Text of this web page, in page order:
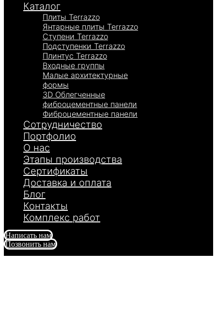
Каталог
Плиты Terrazzo
Янтарные плиты Terrazzo
Ступени Terrazzo
Подступенки Terrazzo
Плинтус Terrazzo
Входные группы
Малые архитектурные
формы
3D Облегченные
фиброцементные панели
Фиброцементные панели
Сотрудничество
Портфолио
О нас
Этапы производства
Сертификаты
Доставка и оплата
Блог
Контакты
Комплекс работ
Написать нам
Позвонить нам